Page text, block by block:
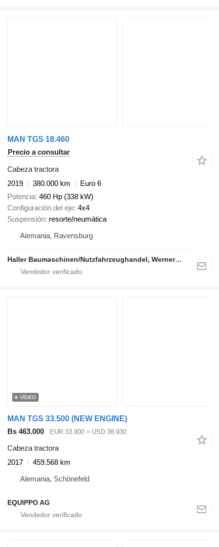
MAN TGS 18.460
Precio a consultar
Cabeza tractora
2019
380.000 km
Euro 6
Potencia 460 Hp (338 kW)
Configuración del eje 4x4
Suspensión resorte/neumática
Alemania, Ravensburg
Haller Baumaschinen/Nutzfahrzeughandel, Werner Haller e.K.
VÍDEO
MAN TGS 33.500 (NEW ENGINE)
Bs 463.000
EUR 33.900 ≈ USD 38.930
Cabeza tractora
2017
459.568 km
Alemania, Schönefeld
EQUIPPO AG